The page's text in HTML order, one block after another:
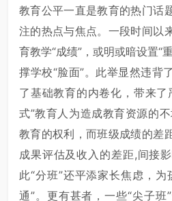
教育公平一直是教育的热门话
注的热点与焦点。一段时间以
育教学“成绩”，或明或暗设置“
撑学校“脸面”。此举显然违背
了基础教育的内卷化，带来
式”教育人为造成教育资源的
教育的权利，而班级成绩的差
成果评估及收入的差距,间接
此“分班”还平添家长焦虑，
通”。更有甚者，一些“尖子